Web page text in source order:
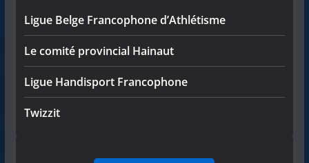
Ligue Belge Francophone d’Athlétisme
Le comité provincial Hainaut
Ligue Handisport Francophone
Twizzit